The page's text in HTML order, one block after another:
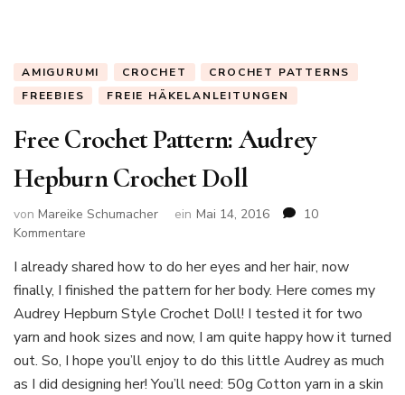
AMIGURUMI CROCHET
CROCHET PATTERNS
FREEBIES
FREIE HÄKELANLEITUNGEN
Free Crochet Pattern: Audrey
Hepburn Crochet Doll
von Mareike Schumacher ein Mai 14, 2016
10
Kommentare
Crochet
Pattern:
Audrey
Crochet
Doll
I already shared how to do her eyes and her hair, now
finally, I finished the pattern for her body. Here comes my
Audrey Hepburn Style Crochet Doll! I tested it for two
yarn and hook sizes and now, I am quite happy how it turned
out. So, I hope you’ll enjoy to do this little Audrey as much
as I did designing her! You’ll need: 50g Cotton yarn in a skin